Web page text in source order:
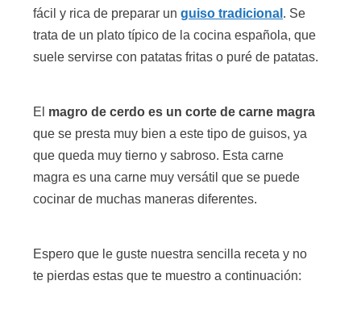
fácil y rica de preparar un guiso tradicional . Se
trata de un plato típico de la cocina española, que
suele servirse con patatas fritas o puré de patatas.
El magro de cerdo es un corte de carne magra
que se presta muy bien a este tipo de guisos, ya
que queda muy tierno y sabroso. Esta carne
magra es una carne muy versátil que se puede
cocinar de muchas maneras diferentes.
Espero que le guste nuestra sencilla receta y no
te pierdas estas que te muestro a continuación: